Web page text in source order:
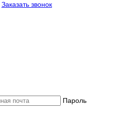
Заказать звонок
Пароль